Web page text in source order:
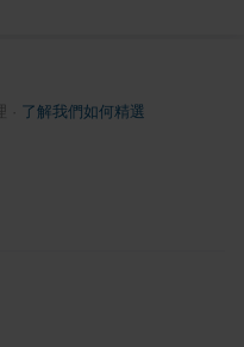
了解我們如何精選